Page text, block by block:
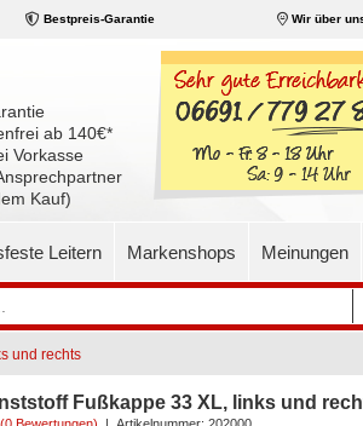
Bestpreis-Garantie Wir über
ab 140€*
Vorkasse
Kauf)
Leitern Markenshops Meinungen
und rechts
Fußkappe 33 XL, links und